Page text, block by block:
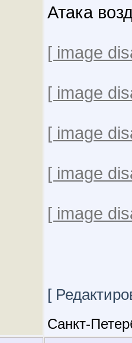
Атака
[ image
[ image
[ image
[ image
[ image
[
Санкт-